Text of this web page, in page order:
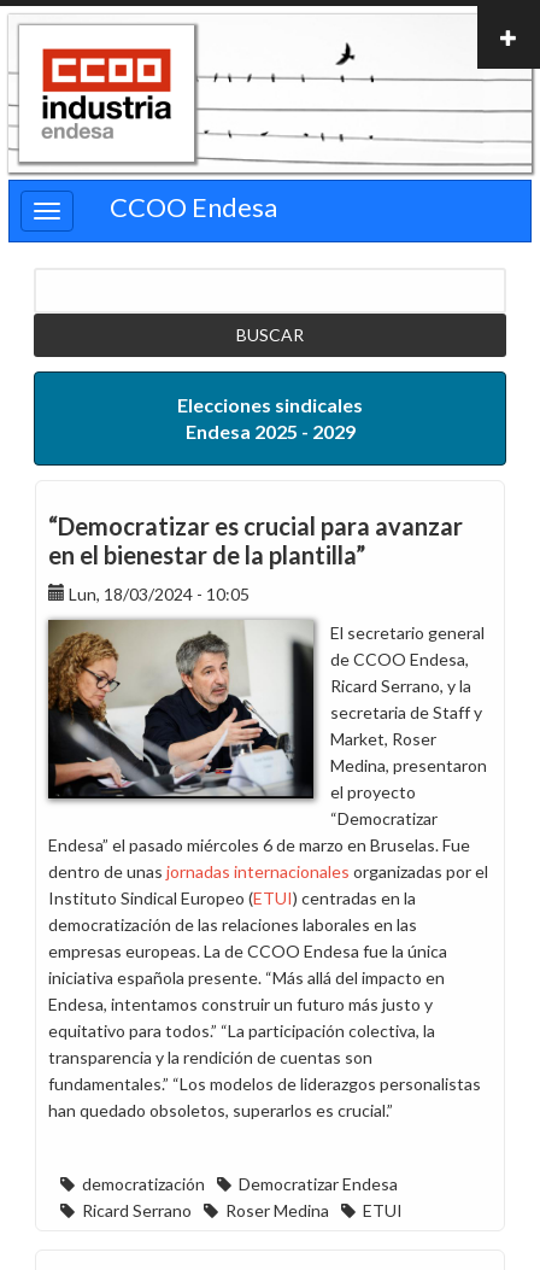
Pasar
contenido
principal
CCOO Endesa
Elecciones sindicales
Endesa 2025 - 2029
“Democratizar es crucial para avanzar
en el bienestar de la plantilla”
Lun, 18/03/2024 - 10:05
El secretario general
de CCOO Endesa,
Ricard Serrano, y la
secretaria de Staff y
Market, Roser
Medina, presentaron
el proyecto
“Democratizar
Endesa” el pasado miércoles 6 de marzo en Bruselas. Fue
dentro de unas jornadas internacionales organizadas por el
Instituto Sindical Europeo (ETUI) centradas en la
democratización de las relaciones laborales en las
empresas europeas. La de CCOO Endesa fue la única
iniciativa española presente. “Más allá del impacto en
Endesa, intentamos construir un futuro más justo y
equitativo para todos.” “La participación colectiva, la
transparencia y la rendición de cuentas son
fundamentales.” “Los modelos de liderazgos personalistas
han quedado obsoletos, superarlos es crucial.”
democratización
Democratizar Endesa
Ricard Serrano
Roser Medina ETUI